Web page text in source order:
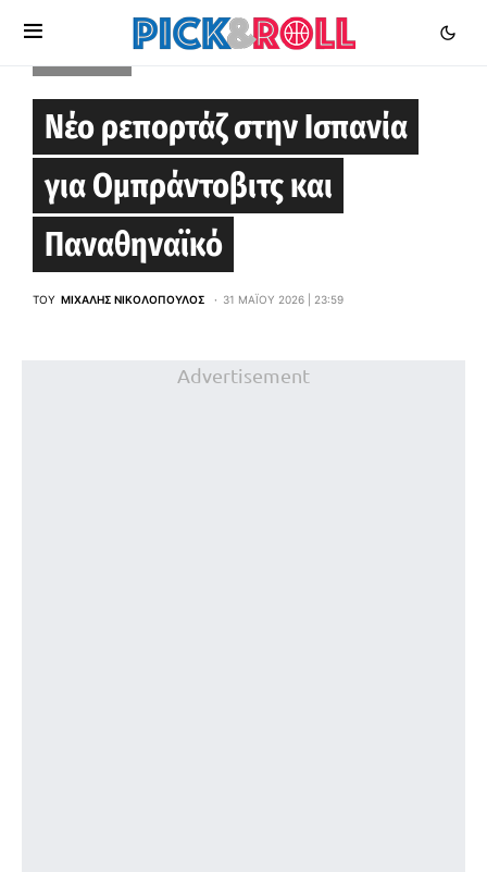
Νέο ρεπορτάζ στην Ισπανία
για Ομπράντοβιτς και
Παναθηναϊκό
ΤΟΥ ΜΙΧΆΛΗΣ ΝΙΚΟΛΌΠΟΥΛΟΣ 31 ΜΑΪ́ΟΥ 2026 | 23:59
Advertisement